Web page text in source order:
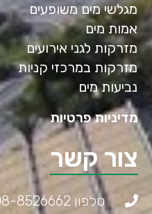
מגלשי מים משופעים
אמות מים
מזרקות לגני אירועים
מזרקות במרכזי קניות
נביעות מים
מדיניות פרטיות
צור קשר
טלפון 08-8526662